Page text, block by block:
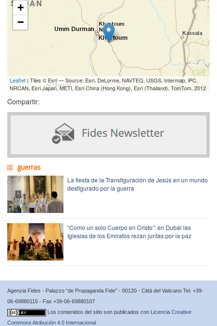
+
−
Leaflet | Tiles © Esri — Source: Esri, DeLorme, NAVTEQ, USGS, Intermap, iPC,
NRCAN, Esri Japan, METI, Esri China (Hong Kong), Esri (Thailand), TomTom, 2012
Compartir:
guerras
La fiesta de la Transfiguración de Jesús en un mundo
desfigurado por la guerra
“Como un solo Cuerpo en Cristo”: en Dubái las
Iglesias de los Emiratos rezan juntas por la paz
Agenzia Fides - Palazzo “de Propaganda Fide” - 00120 - Città del Vaticano Tel. +39-
06-69880115 - Fax +39-06-69880107
Los contenidos del sitio son publicados con Licencia Creative
Commons Atribución 4.0 Internacional